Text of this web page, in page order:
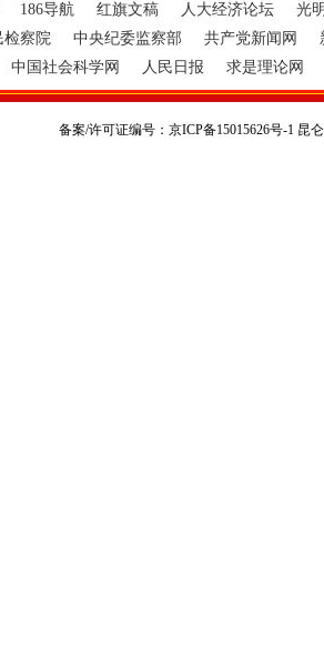
186导航 红旗文稿 人大经济论坛
光
检察院 中央纪委监察部 共产党新闻网
中国社会科学网 人民日报 求是理论网
备案/许可证编号：京ICP备15015626号-1 昆